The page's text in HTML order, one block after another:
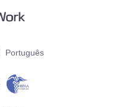
Português